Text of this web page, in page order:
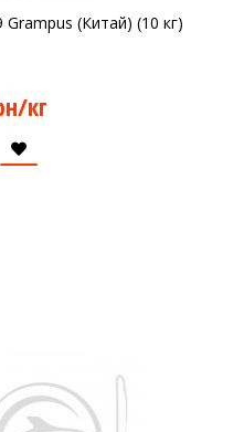
(Китай) (10 кг)
кг